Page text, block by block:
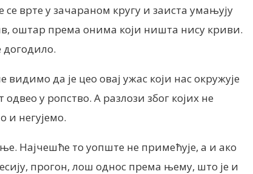
врте у зачараном кругу и заиста умањују
оштар према онима који ништа нису криви.
догодило.
да је цео овај ужас који нас окружује
у ропство. А разлози због којих не
и негујемо.
Најчешће то уопште не примећује, а и ако
прогон, лош однос према њему, што је и